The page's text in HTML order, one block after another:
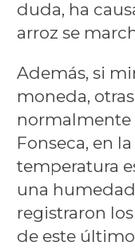
duda, ha
arroz se
Además, si
moneda,
normalmente
Fonseca, en
temperatura
una
registraron
de este